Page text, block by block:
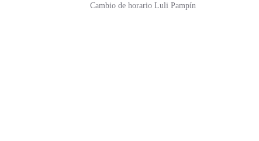
Cambio de horario Luli Pampín